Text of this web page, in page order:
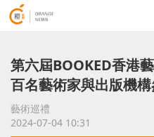
第六屆BOOKED香港
百名藝術家與出版機
藝術巡禮
2024-07-04 10:31